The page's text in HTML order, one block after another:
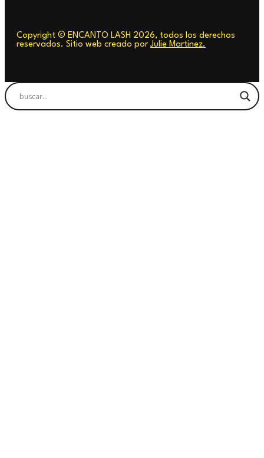
Copyright © ENCANTO LASH 2026, todos los derechos
reservados. Sitio web creado por Julie Martinez.